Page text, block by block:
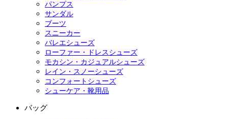
パンプス
サンダル
ブーツ
スニーカー
バレエシューズ
ローファー・ドレスシューズ
モカシン・カジュアルシューズ
レイン・スノーシューズ
コンフォートシューズ
シューケア・靴用品
バッグ